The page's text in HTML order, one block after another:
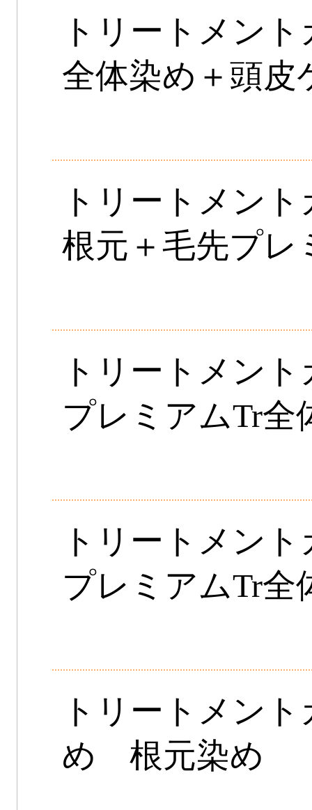
トリートメン
全体染め＋頭皮
トリートメン
根元＋毛先プレ
トリートメン
プレミアムTr
トリートメン
プレミアムTr全
トリートメン
め 根元染め